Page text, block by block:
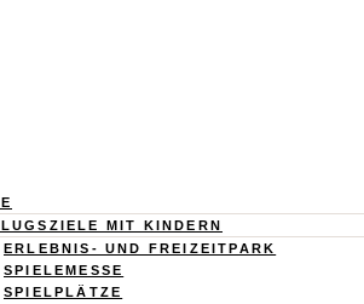
MIT KINDERN
ERLEBNIS- UND FREIZEITPARK
SPIELEMESSE
SPIELPLÄTZE